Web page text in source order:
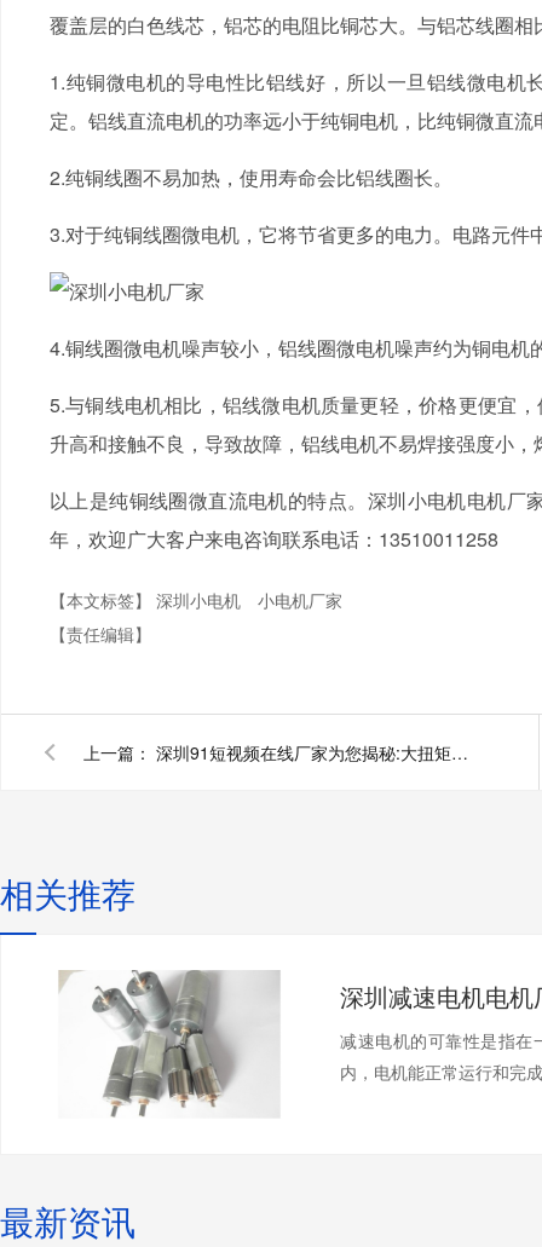
覆盖层的白色线芯，铝芯的电阻比铜芯大。与铝芯线圈相比
1.纯铜微电机的导电性比铝线好，所以一旦铝线微电机
定。铝线直流电机的功率远小于纯铜电机，比纯铜微直流
2.纯铜线圈不易加热，使用寿命会比铝线圈长。
3.对于纯铜线圈微电机，它将节省更多的电力。电路元件
4.铜线圈微电机噪声较小，铝线圈微电机噪声约为铜电机的
5.与铜线电机相比，铝线微电机质量更轻，价格更便宜
升高和接触不良，导致故障，铝线电机不易焊接强度小，熔点
以上是纯铜线圈微直流电机的特点。深圳小电机电机
年，欢迎广大客户来电咨询联系电话：13510011258
【本文标签】 深圳小电机
小电机厂家
【责任编辑】
上一篇： 深圳91短视频在线厂家为您揭秘:大扭矩91短视频在线免费观看齿轮减速器与涡轮减速器的区别
相关推荐
减速电机的可靠性是指在
内，电机能正常运行和完
最新资讯